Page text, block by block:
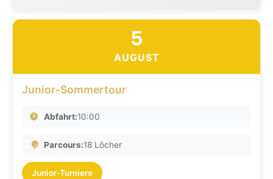
5
AUGUST
Junior-Sommertour
Abfahrt:10:00
Parcours:18 Löcher
Junior-Turniere